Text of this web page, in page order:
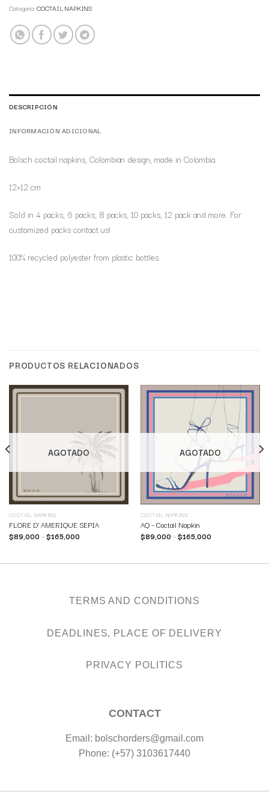
Categoría:COCTAIL NAPKINS
DESCRIPCIÓN
INFORMACIÓN ADICIONAL
Bolsch coctail napkins, Colombian design, made in Colombia.
12×12 cm
Sold in 4 packs, 6 packs, 8 packs, 10 packs, 12 pack and more. For
customized packs contact us!
100% recycled polyester from plastic bottles.
PRODUCTOS RELACIONADOS
AGOTADO
COCTAIL NAPKINS
FLORE D’ AMERIQUE SEPIA
$89,000 –$165,000
AGOTADO
COCTAIL NAPKINS
AQ – Coctail Napkin
$89,000 –$165,000
TERMS AND CONDITIONS
DEADLINES, PLACE OF DELIVERY
PRIVACY POLITICS
CONTACT
Email: bolschorders@gmail.com
Phone: (+57) 3103617440